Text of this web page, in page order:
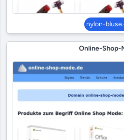
nylon-
Online-Shop-